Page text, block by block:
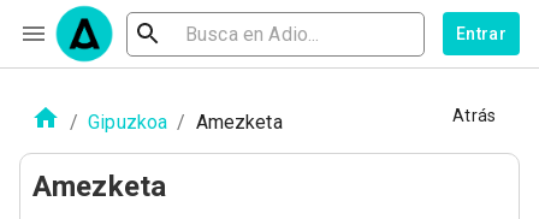
Entrar
/ Gipuzkoa / Amezketa Atrás
Amezketa